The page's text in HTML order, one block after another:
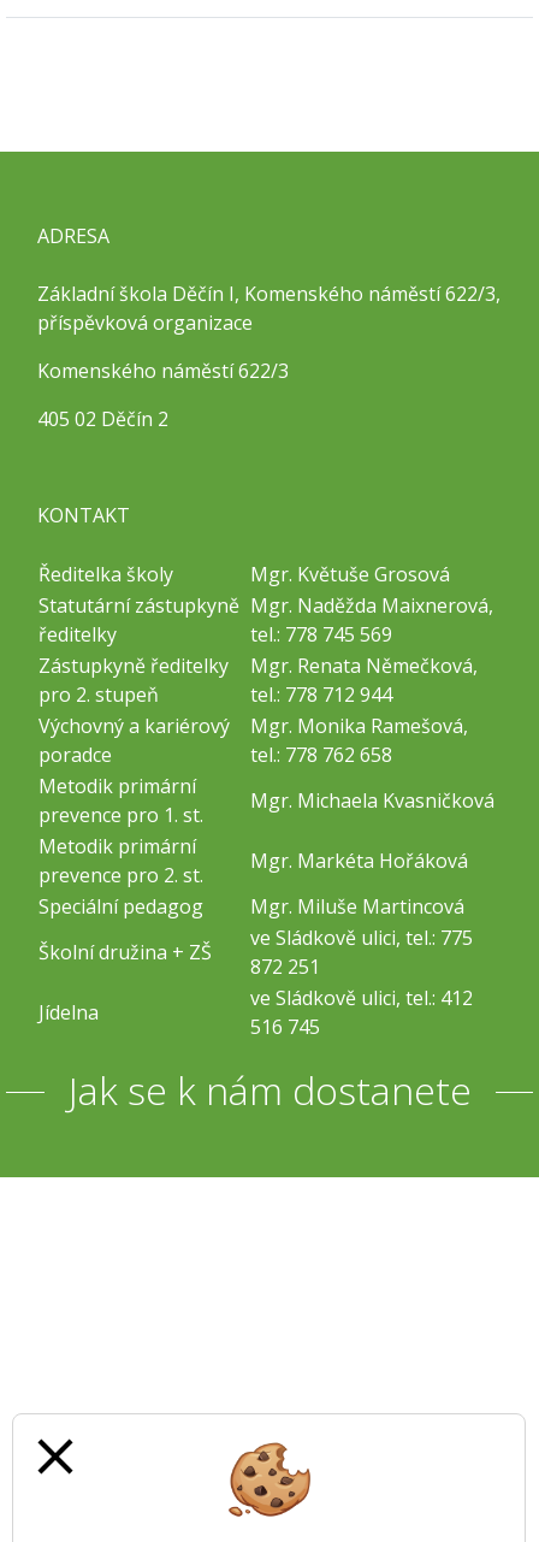
ADRESA
Základní škola Děčín I, Komenského náměstí 622/3,
příspěvková organizace
Komenského náměstí 622/3
405 02 Děčín 2
KONTAKT
Ředitelka školy
Mgr. Květuše Grosová
Statutární zástupkyně
ředitelky
Mgr. Naděžda Maixnerová,
tel.: 778 745 569
Zástupkyně ředitelky
pro 2. stupeň
Mgr. Renata Němečková,
tel.: 778 712 944
Výchovný a kariérový
poradce
Mgr. Monika Ramešová,
tel.: 778 762 658
Metodik primární
prevence pro 1. st.
Mgr. Michaela Kvasničková
Metodik primární
prevence pro 2. st.
Mgr. Markéta Hořáková
Speciální pedagog
Mgr. Miluše Martincová
Školní družina + ZŠ
ve Sládkově ulici, tel.: 775
872 251
Jídelna
ve Sládkově ulici, tel.: 412
516 745
Jak se k nám dostanete
close